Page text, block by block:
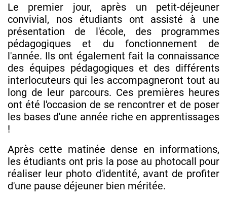
Le premier jour, après un petit-déjeuner
convivial, nos étudiants ont assisté à une
présentation de l'école, des programmes
pédagogiques et du fonctionnement de
l'année. Ils ont également fait la connaissance
des équipes pédagogiques et des différents
interlocuteurs qui les accompagneront tout au
long de leur parcours. Ces premières heures
ont été l'occasion de se rencontrer et de poser
les bases d'une année riche en apprentissages
!
Après cette matinée dense en informations,
les étudiants ont pris la pose au photocall pour
réaliser leur photo d'identité, avant de profiter
d'une pause déjeuner bien méritée.